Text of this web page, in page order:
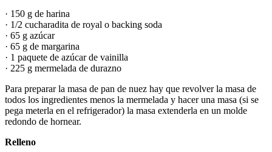
· 150 g de harina
· 1/2 cucharadita de royal o backing soda
· 65 g azúcar
· 65 g de margarina
· 1 paquete de azúcar de vainilla
· 225 g mermelada de durazno
Para preparar la masa de pan de nuez hay que revolver la masa de
todos los ingredientes menos la mermelada y hacer una masa (si se
pega meterla en el refrigerador) la masa extenderla en un molde
redondo de hornear.
Relleno